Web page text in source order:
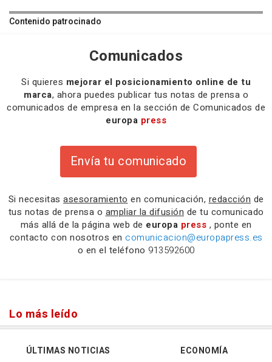
Contenido patrocinado
Comunicados
Si quieres mejorar el posicionamiento online de tu
marca, ahora puedes publicar tus notas de prensa o
comunicados de empresa en la sección de Comunicados de
europa press
Envía tu comunicado
Si necesitas asesoramiento en comunicación, redacción de
tus notas de prensa o ampliar la difusión de tu comunicado
más allá de la página web de europa press , ponte en
contacto con nosotros en comunicacion@europapress.es
o en el teléfono 913592600
Lo más leído
ÚLTIMAS NOTICIAS
ECONOMÍA